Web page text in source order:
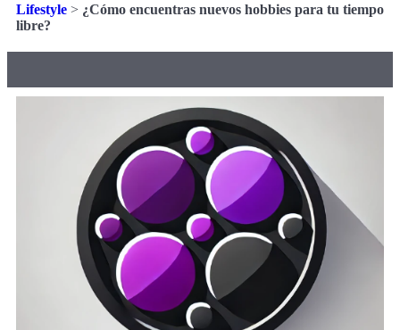
Lifestyle > ¿Cómo encuentras nuevos hobbies para tu tiempo
libre?